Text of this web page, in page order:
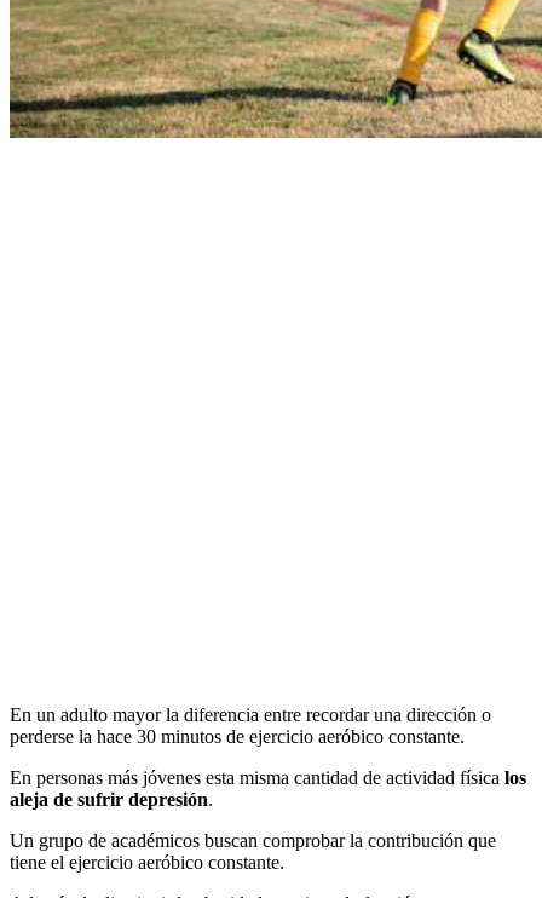
En un adulto mayor la diferencia entre recordar una dirección o
perderse la hace 30 minutos de ejercicio aeróbico constante.
En personas más jóvenes esta misma cantidad de actividad física los
aleja de sufrir depresión.
Un grupo de académicos buscan comprobar la contribución que
tiene el ejercicio aeróbico constante.